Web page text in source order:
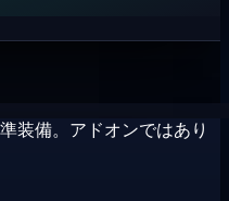
装備。アドオンではあり